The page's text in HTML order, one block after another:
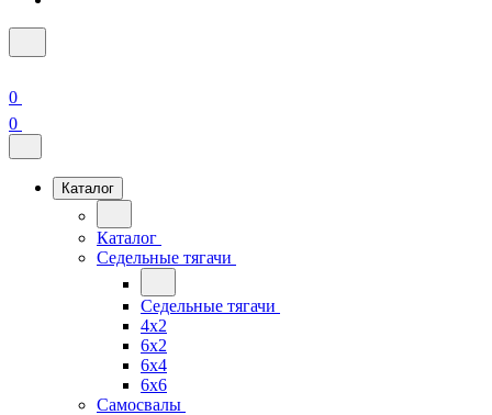
0
0
Каталог
Каталог
Седельные тягачи
Седельные тягачи
4x2
6x2
6x4
6x6
Самосвалы